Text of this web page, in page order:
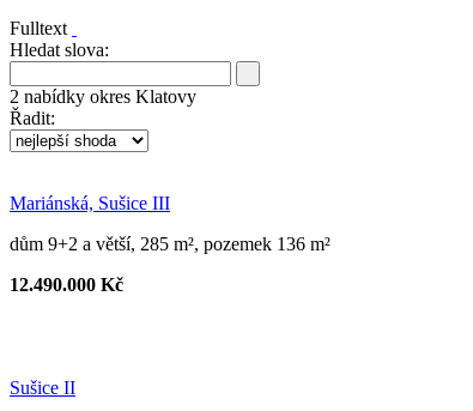
Fulltext
Hledat slova:
2 nabídky okres Klatovy
Řadit:
Mariánská, Sušice III
dům 9+2 a větší, 285 m², pozemek 136 m²
12.490.000 Kč
Sušice II